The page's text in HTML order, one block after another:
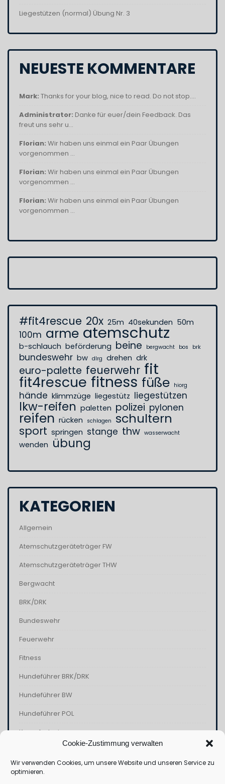
Cookie-Zustimmung verwalten
Wir verwenden Cookies, um unsere Website und unseren Service zu
optimieren.
Liegestützen (normal) Übung Nr. 3
NEUESTE KOMMENTARE
Mark: Thanks for your blog, nice to read. Do not stop....
Administrator: Danke für euer/dein Feedback. Das
freut uns sehr u...
Florian: Wir haben uns einmal ein Paar Übungen
vorgenommen ...
Florian: Wir haben uns einmal ein Paar Übungen
vorgenommen ...
Florian: Wir haben uns einmal ein Paar Übungen
vorgenommen ...
#fit4rescue 20x 25m 40sekunden 50m
100m arme atemschutz
b-schlauch beförderung beine bergwacht bos brk
bundeswehr bw dlrg drehen drk
euro-palette feuerwehr fit
fit4rescue fitness füße hiorg
hände klimmzüge liegestütz liegestützen
lkw-reifen paletten polizei pylonen
reifen rücken schlagen schultern
sport springen stange thw wasserwacht
wenden übung
KATEGORIEN
Allgemein
Atemschutzgeräteträger FW
Atemschutzgeräteträger THW
Bergwacht
BRK/DRK
Bundeswehr
Feuerwehr
Fitness
Hundeführer BRK/DRK
Hundeführer BW
Hundeführer POL
Kampfschwimmer
Polizei